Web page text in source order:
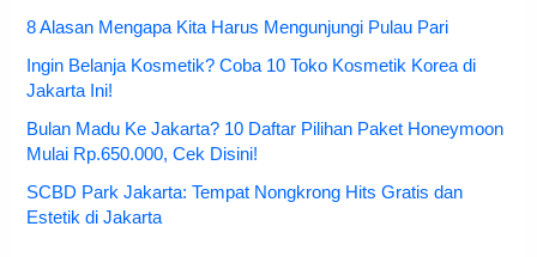
8 Alasan Mengapa Kita Harus Mengunjungi Pulau Pari
Ingin Belanja Kosmetik? Coba 10 Toko Kosmetik Korea di
Jakarta Ini!
Bulan Madu Ke Jakarta? 10 Daftar Pilihan Paket Honeymoon
Mulai Rp.650.000, Cek Disini!
SCBD Park Jakarta: Tempat Nongkrong Hits Gratis dan
Estetik di Jakarta